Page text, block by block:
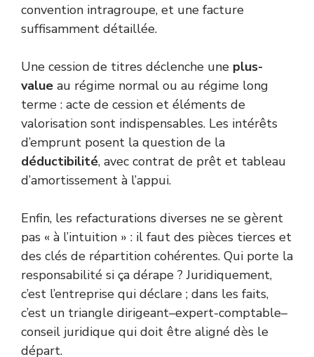
convention intragroupe, et une facture
suffisamment détaillée.
Une cession de titres déclenche une plus-
value au régime normal ou au régime long
terme : acte de cession et éléments de
valorisation sont indispensables. Les intérêts
d’emprunt posent la question de la
déductibilité, avec contrat de prêt et tableau
d’amortissement à l’appui.
Enfin, les refacturations diverses ne se gèrent
pas « à l’intuition » : il faut des pièces tierces et
des clés de répartition cohérentes. Qui porte la
responsabilité si ça dérape ? Juridiquement,
c’est l’entreprise qui déclare ; dans les faits,
c’est un triangle dirigeant–expert-comptable–
conseil juridique qui doit être aligné dès le
départ.